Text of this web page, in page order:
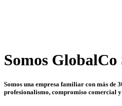
Somos GlobalCo
Somos una empresa familiar con más de
profesionalismo, compromiso comercial